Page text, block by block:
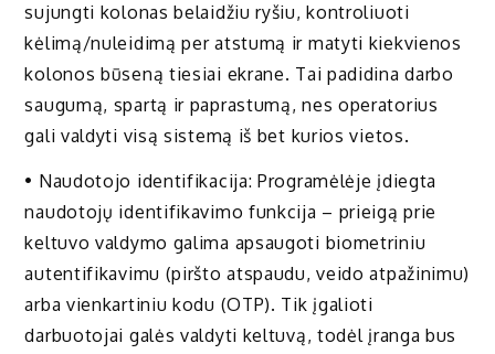
sujungti kolonas belaidžiu ryšiu, kontroliuoti
kėlimą/nuleidimą per atstumą ir matyti kiekvienos
kolonos būseną tiesiai ekrane. Tai padidina darbo
saugumą, spartą ir paprastumą, nes operatorius
gali valdyti visą sistemą iš bet kurios vietos.
• Naudotojo identifikacija: Programėlėje įdiegta
naudotojų identifikavimo funkcija – prieigą prie
keltuvo valdymo galima apsaugoti biometriniu
autentifikavimu (piršto atspaudu, veido atpažinimu)
arba vienkartiniu kodu (OTP). Tik įgalioti
darbuotojai galės valdyti keltuvą, todėl įranga bus